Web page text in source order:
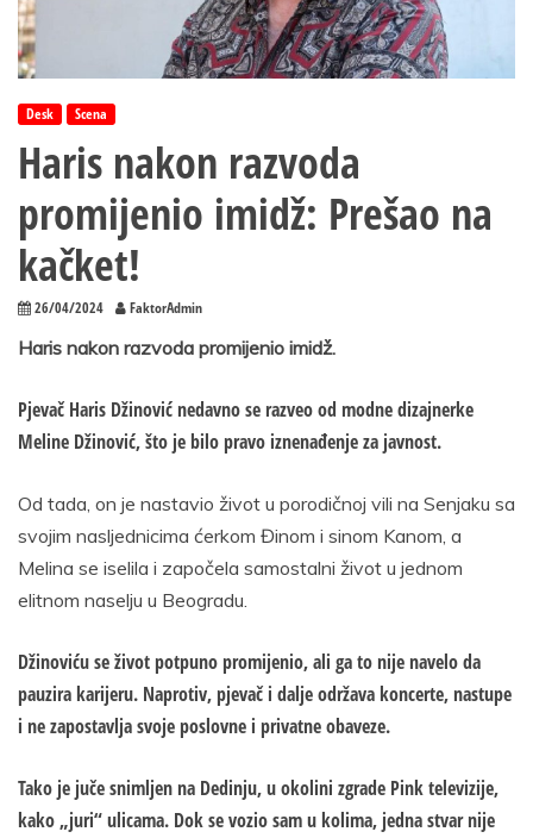
Desk Scena
Haris nakon razvoda
promijenio imidž: Prešao na
kačket!
26/04/2024 FaktorAdmin
Haris nakon razvoda promijenio imidž.
Pjevač Haris Džinović nedavno se razveo od modne dizajnerke
Meline Džinović, što je bilo pravo iznenađenje za javnost.
Od tada, on je nastavio život u porodičnoj vili na Senjaku sa
svojim nasljednicima ćerkom Đinom i sinom Kanom, a
Melina se iselila i započela samostalni život u jednom
elitnom naselju u Beogradu.
Džinoviću se život potpuno promijenio, ali ga to nije navelo da
pauzira karijeru. Naprotiv, pjevač i dalje održava koncerte, nastupe
i ne zapostavlja svoje poslovne i privatne obaveze.
Tako je juče snimljen na Dedinju, u okolini zgrade Pink televizije,
kako „juri“ ulicama. Dok se vozio sam u kolima, jedna stvar nije